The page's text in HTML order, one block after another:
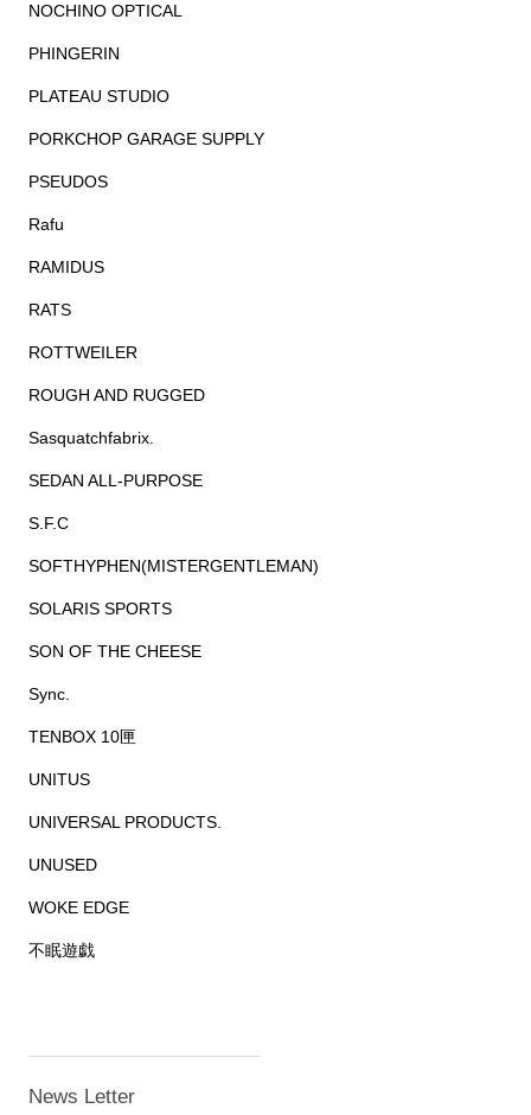
NOCHINO OPTICAL
PHINGERIN
PLATEAU STUDIO
PORKCHOP GARAGE SUPPLY
PSEUDOS
Rafu
RAMIDUS
RATS
ROTTWEILER
ROUGH AND RUGGED
Sasquatchfabrix.
SEDAN ALL-PURPOSE
S.F.C
SOFTHYPHEN(MISTERGENTLEMAN)
SOLARIS SPORTS
SON OF THE CHEESE
Sync.
TENBOX 10匣
UNITUS
UNIVERSAL PRODUCTS.
UNUSED
WOKE EDGE
不眠遊戯
News Letter